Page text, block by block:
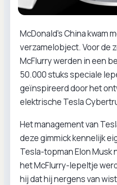
McDonald’s China kwam
verzamelobject. Voor de
McFlurry werden in een
50.000 stuks speciale
geïnspireerd door het
elektrische Tesla
Het management van
deze gimmick kennelijk
Tesla-topman Elon Musk
het McFlurry-lepeltje
hij dat hij nergens van